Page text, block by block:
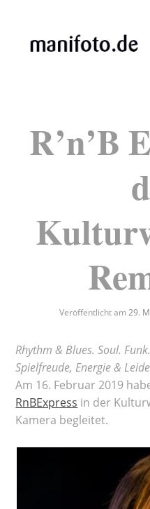
content
R’n’B
Veröffentlicht am 29.
Rhythm & Blues. Soul.
Spielfreude, Energie &
Am 16. Februar 2019
RnBExpress in der
Kamera begleitet.